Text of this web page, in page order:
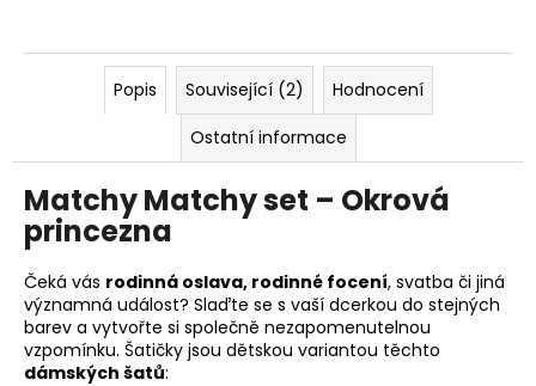
Popis Související (2)
Hodnocení
Ostatní informace
Matchy Matchy set – Okrová
princezna
Čeká vás rodinná oslava, rodinné focení, svatba či jiná
významná událost? Slaďte se s vaší dcerkou do stejných
barev a vytvořte si společně nezapomenutelnou
vzpomínku. Šatičky jsou dětskou variantou těchto
dámských šatů: